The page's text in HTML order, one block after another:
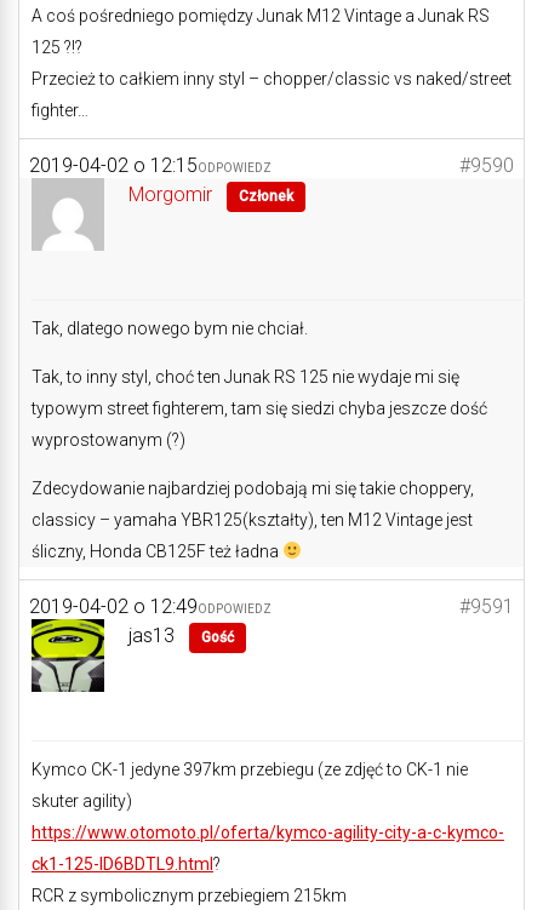
A coś pośredniego pomiędzy Junak M12 Vintage a Junak RS
125 ?!?
Przecież to całkiem inny styl – chopper/classic vs naked/street
fighter…
2019-04-02 o 12:15 #9590
ODPOWIEDZ
Morgomir Członek
Tak, dlatego nowego bym nie chciał.
Tak, to inny styl, choć ten Junak RS 125 nie wydaje mi się
typowym street fighterem, tam się siedzi chyba jeszcze dość
wyprostowanym (?)
Zdecydowanie najbardziej podobają mi się takie choppery,
classicy – yamaha YBR125(kształty), ten M12 Vintage jest
śliczny, Honda CB125F też ładna
2019-04-02 o 12:49 #9591
ODPOWIEDZ
jas13 Gość
Kymco CK-1 jedyne 397km przebiegu (ze zdjęć to CK-1 nie
skuter agility)
https://www.otomoto.pl/oferta/kymco-agility-city-a-c-kymco-
ck1-125-ID6BDTL9.html ?
RCR z symbolicznym przebiegiem 215km